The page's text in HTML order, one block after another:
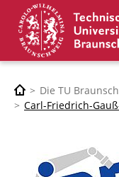
Die TU
Carl-Friedrich-